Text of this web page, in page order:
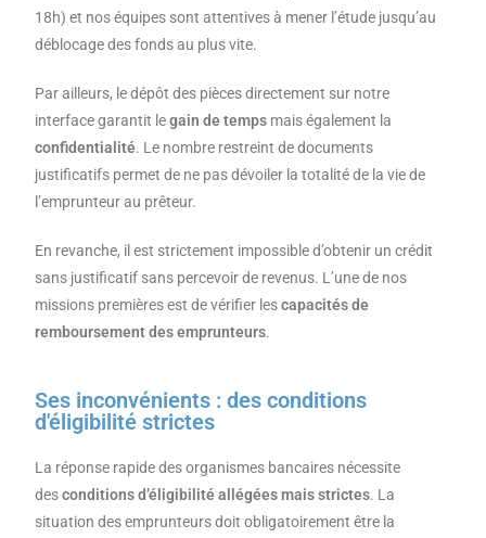
18h) et nos équipes sont attentives à mener l’étude jusqu’au
déblocage des fonds au plus vite.
Par ailleurs, le dépôt des pièces directement sur notre
interface garantit legain de temps mais également la
confidentialité. Le nombre restreint de documents
justificatifs permet de ne pas dévoiler la totalité de la vie de
l’emprunteur au prêteur.
En revanche, il est strictement impossible d’obtenir un crédit
sans justificatif sans percevoir de revenus. L’une de nos
missions premières est de vérifier lescapacités de
remboursement des emprunteurs.
Ses inconvénients : des conditions
d'éligibilité strictes
La réponse rapide des organismes bancaires nécessite
desconditions d’éligibilité allégées mais strictes. La
situation des emprunteurs doit obligatoirement être la